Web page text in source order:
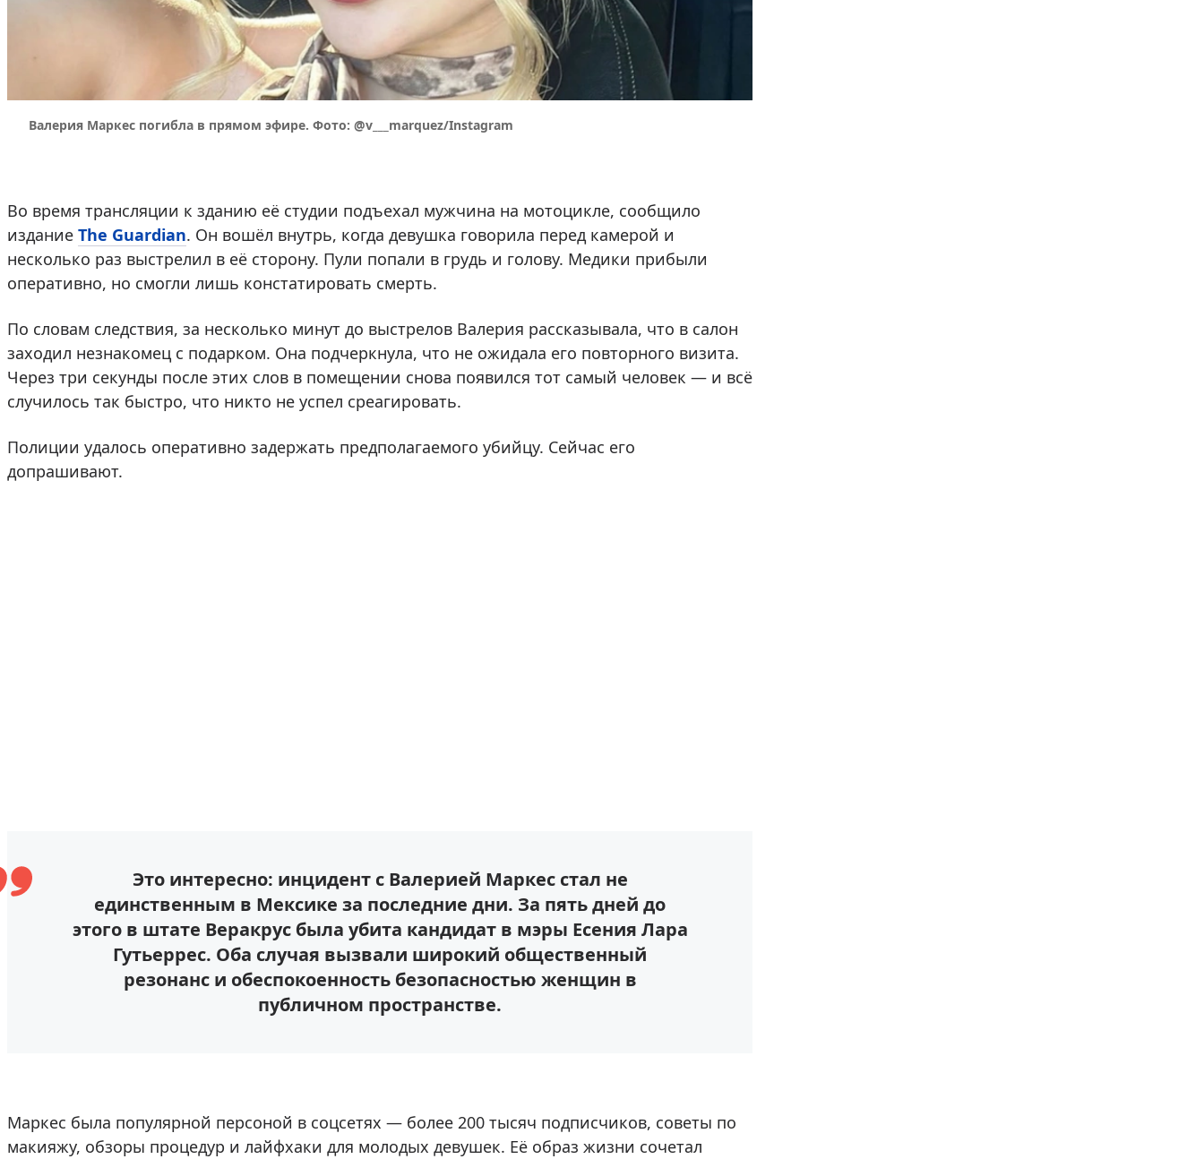
Валерия Маркес погибла в прямом эфире. Фото: @v___marquez/Instagram
Во время трансляции к зданию её студии подъехал мужчина на мотоцикле, сообщило
издание The Guardian. Он вошёл внутрь, когда девушка говорила перед камерой и
несколько раз выстрелил в её сторону. Пули попали в грудь и голову. Медики прибыли
оперативно, но смогли лишь констатировать смерть.
По словам следствия, за несколько минут до выстрелов Валерия рассказывала, что в салон
заходил незнакомец с подарком. Она подчеркнула, что не ожидала его повторного визита.
Через три секунды после этих слов в помещении снова появился тот самый человек — и всё
случилось так быстро, что никто не успел среагировать.
Полиции удалось оперативно задержать предполагаемого убийцу. Сейчас его
допрашивают.
Это интересно: инцидент с Валерией Маркес стал не
единственным в Мексике за последние дни. За пять дней до
этого в штате Веракрус была убита кандидат в мэры Есения Лара
Гутьеррес. Оба случая вызвали широкий общественный
резонанс и обеспокоенность безопасностью женщин в
публичном пространстве.
Маркес была популярной персоной в соцсетях — более 200 тысяч подписчиков, советы по
макияжу, обзоры процедур и лайфхаки для молодых девушек. Её образ жизни сочетал